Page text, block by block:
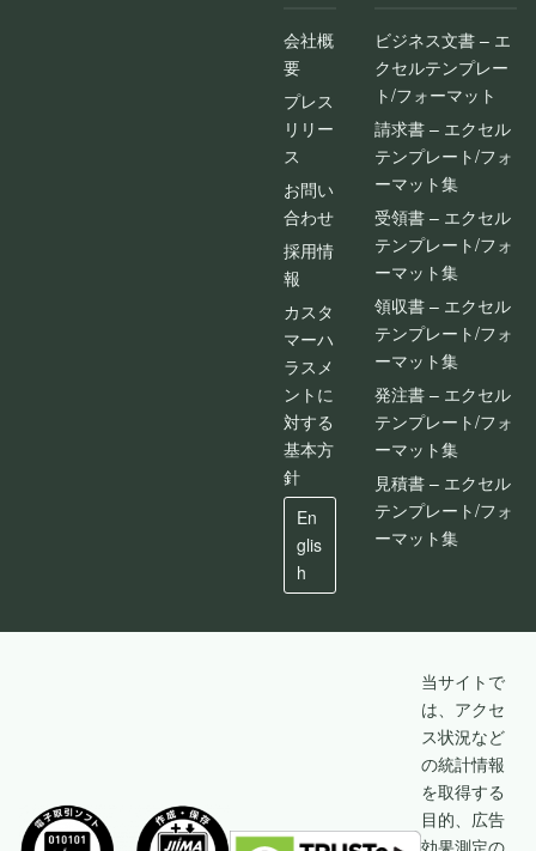
会社概
要
プレス
リリー
ス
お問い
合わせ
採用情
報
カスタ
マーハ
ラスメ
ントに
対する
基本方
針
En
glis
h
ビジネス文書 – エ
クセルテンプレー
ト/フォーマット
請求書 – エクセル
テンプレート/フォ
ーマット集
受領書 – エクセル
テンプレート/フォ
ーマット集
領収書 – エクセル
テンプレート/フォ
ーマット集
発注書 – エクセル
テンプレート/フォ
ーマット集
見積書 – エクセル
テンプレート/フォ
ーマット集
当サイトで
は、アクセ
ス状況など
の統計情報
を取得する
目的、広告
効果測定の